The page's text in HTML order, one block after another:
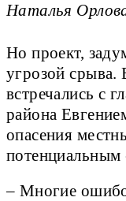
Наталья
Но проект,
угрозой срыва.
встречались с
района
опасения
потенциальным
– Многие